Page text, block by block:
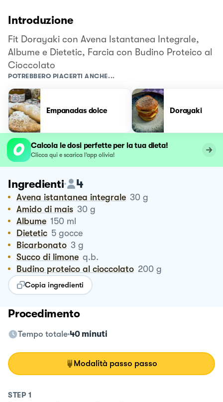
Introduzione
Fit Dorayaki con Avena Istantanea Integrale,
Albume e Dietetic, Farcia con Budino Proteico al
Cioccolato
POTREBBERO PIACERTI ANCHE...
Empanadas dolce Dorayaki
Calcola le dosi perfette per la tua dieta!
Clicca qui e scarica l’app olivia!
Ingredienti 4
Avena istantanea integrale 30 g
Amido di mais 30 g
Albume 150 ml
Dietetic 5 gocce
Bicarbonato 3 g
Succo di limone q.b.
Budino proteico al cioccolato 200 g
Copia ingredienti
Procedimento
Tempo totale 40 minuti
Modalità passo passo
STEP 1